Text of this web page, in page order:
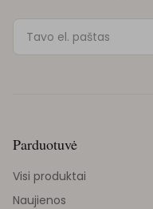
Parduotuvė
Visi produktai
Naujienos